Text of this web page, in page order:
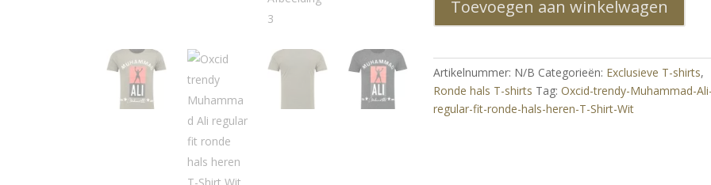
regular
ronde
hals
heren
T-
Toevoegen aan winkelwagen
Artikelnummer: N/B Categorieën: Exclusieve T-shirts,
Ronde hals T-shirts Tag:Oxcid-trendy-Muhammad-
regular-fit-ronde-hals-heren-T-Shirt-Wit